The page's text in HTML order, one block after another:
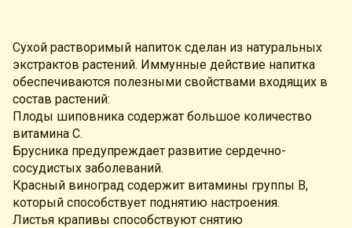
Сухой растворимый напиток сделан из натуральных
экстрактов растений. Иммунные действие напитка
обеспечиваются полезными свойствами входящих в
состав растений:
Плоды шиповника содержат большое количество
витамина С.
Брусника предупреждает развитие сердечно-
сосудистых заболеваний.
Красный виноград содержит витамины группы В,
который способствует поднятию настроения.
Листья крапивы способствуют снятию